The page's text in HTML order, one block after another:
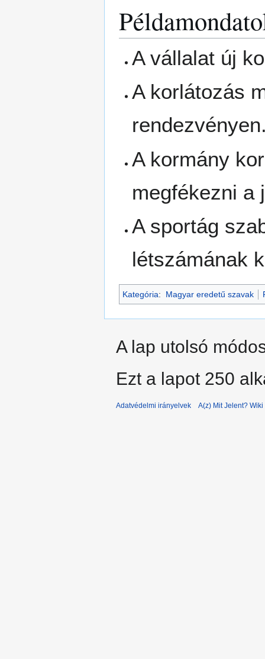
A vállalat új
A korlátozás
A kormány
megfékezni a
A sportág
létszámának
Kategória: Magyar eredetű szavak
A lap utolsó
Ezt a lapot 250
Adatvédelmi irányelvek A(z) Mit Jelent?